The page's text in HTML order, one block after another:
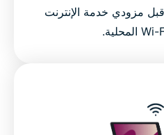
مزودي خدمة الإنترنت